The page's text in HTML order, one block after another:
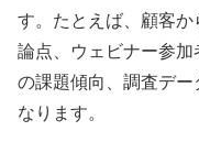
す。たとえば、顧客か
論点、ウェビナー参加
の課題傾向、調査デ
なります。